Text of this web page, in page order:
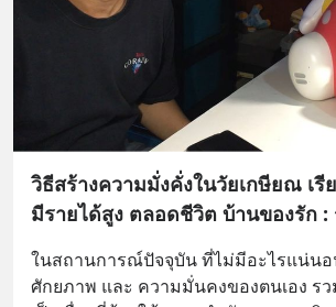
วิธีสร้างความมั่งคั่งในวัยเกษียณ เรี
มีรายได้สูง ตลอดชีวิต
ในสถานการณ์ปัจจุบัน ที่ไม่มีอะไรแน่นอ
ศักยภาพ และ ความมั่นคงของตนเอง รว